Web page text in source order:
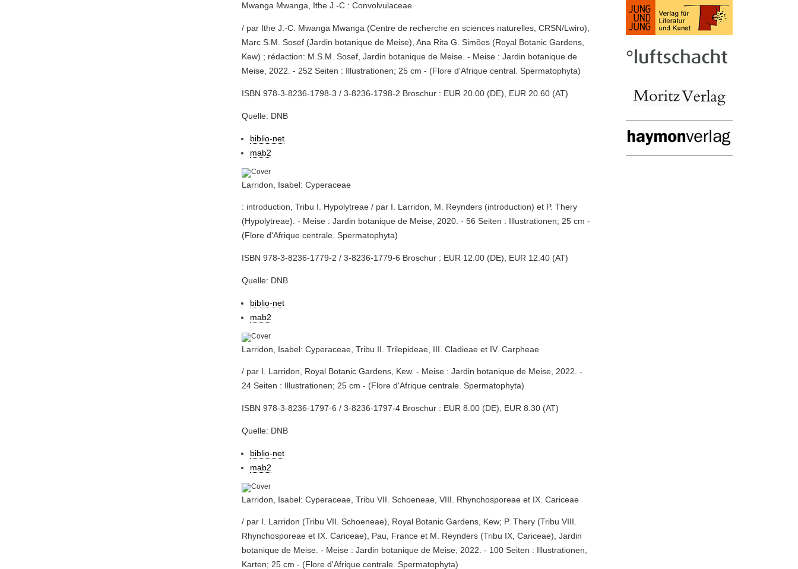
Mwanga Mwanga, Ithe J.-C.: Convolvulaceae
/ par Ithe J.-C. Mwanga Mwanga (Centre de recherche en sciences naturelles, CRSN/Lwiro),
Marc S.M. Sosef (Jardin botanique de Meise), Ana Rita G. Simões (Royal Botanic Gardens,
Kew) ; rédaction: M.S.M. Sosef, Jardin botanique de Meise. - Meise : Jardin botanique de
Meise, 2022. - 252 Seiten : Illustrationen; 25 cm - (Flore d'Afrique central. Spermatophyta)
ISBN 978-3-8236-1798-3 / 3-8236-1798-2 Broschur : EUR 20.00 (DE), EUR 20.60 (AT)
Quelle: DNB
biblio-net
mab2
Larridon, Isabel: Cyperaceae
: introduction, Tribu I. Hypolytreae / par I. Larridon, M. Reynders (introduction) et P. Thery
(Hypolytreae). - Meise : Jardin botanique de Meise, 2020. - 56 Seiten : Illustrationen; 25 cm -
(Flore d'Afrique centrale. Spermatophyta)
ISBN 978-3-8236-1779-2 / 3-8236-1779-6 Broschur : EUR 12.00 (DE), EUR 12.40 (AT)
Quelle: DNB
biblio-net
mab2
Larridon, Isabel: Cyperaceae, Tribu II. Trilepideae, III. Cladieae et IV. Carpheae
/ par I. Larridon, Royal Botanic Gardens, Kew. - Meise : Jardin botanique de Meise, 2022. -
24 Seiten : Illustrationen; 25 cm - (Flore d'Afrique centrale. Spermatophyta)
ISBN 978-3-8236-1797-6 / 3-8236-1797-4 Broschur : EUR 8.00 (DE), EUR 8.30 (AT)
Quelle: DNB
biblio-net
mab2
Larridon, Isabel: Cyperaceae, Tribu VII. Schoeneae, VIII. Rhynchosporeae et IX. Cariceae
/ par I. Larridon (Tribu VII. Schoeneae), Royal Botanic Gardens, Kew; P. Thery (Tribu VIII.
Rhynchosporeae et IX. Cariceae), Pau, France et M. Reynders (Tribu IX, Cariceae), Jardin
botanique de Meise. - Meise : Jardin botanique de Meise, 2022. - 100 Seiten : Illustrationen,
Karten; 25 cm - (Flore d'Afrique centrale. Spermatophyta)